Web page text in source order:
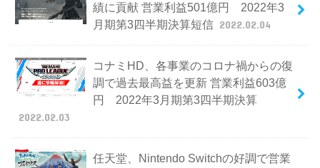
績に貢献 営業利益501億円 2022年3
月期第3四半期決算短信 2022.02.04
コナミHD、各事業のコロナ禍からの復
調で過去最高益を更新 営業利益603億
円 2022年3月期第3四半期決算
2022.02.03
任天堂、Nintendo Switchの好調で営業